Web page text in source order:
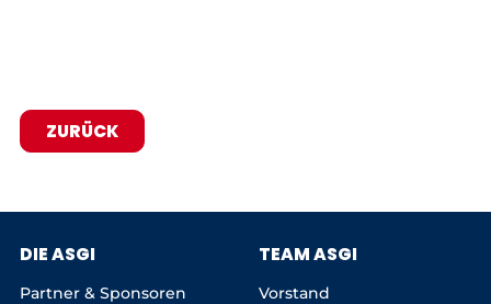
ZURÜCK
DIE ASGI
Partner & Sponsoren
TEAM ASGI
Vorstand